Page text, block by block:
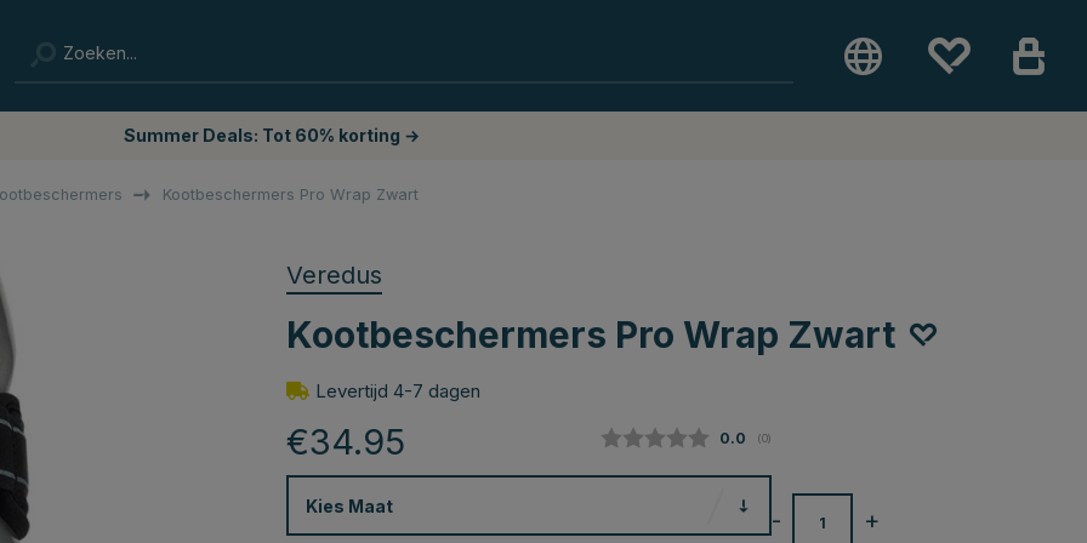
Summer Deals: Tot 60% korting →
Kootbeschermers Pro Wrap Zwart
Veredus
Kootbeschermers Pro Wrap Zwart
Levertijd 4-7 dagen
€34.95 Gemiddelde beoordeling:
0.0 (aantal stemmen:
0)
Kies Maat +
-